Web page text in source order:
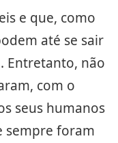
e que, como
até se sair
Entretanto, não
com o
seus humanos
sempre foram